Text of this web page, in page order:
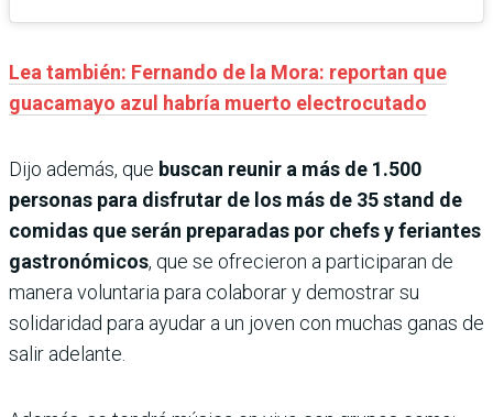
Lea también: Fernando de la Mora: reportan que
guacamayo azul habría muerto electrocutado
Dijo además, que buscan reunir a más de 1.500
personas para disfrutar de los más de 35 stand de
comidas que serán preparadas por chefs y feriantes
gastronómicos, que se ofrecieron a participaran de
manera voluntaria para colaborar y demostrar su
solidaridad para ayudar a un joven con muchas ganas de
salir adelante.